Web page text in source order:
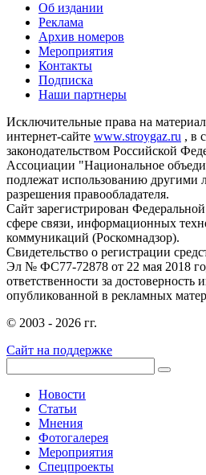
Об издании
Реклама
Архив номеров
Мероприятия
Контакты
Подписка
Наши партнеры
Исключительные права на
интернет-сайте www.stroygaz.ru , в
законодательством Российской
Ассоциации "Национальное
подлежат использованию другими
разрешения правообладателя.
Сайт зарегистрирован
сфере связи, информационных
коммуникаций (Роскомнадзор).
Свидетельство о регистрации
Эл № ФС77-72878 от 22 мая 2018
ответственности за достоверность
опубликованной в рекламных
© 2003 - 2026 гг.
Сайт на поддержке
Новости
Статьи
Мнения
Фотогалерея
Мероприятия
Спецпроекты